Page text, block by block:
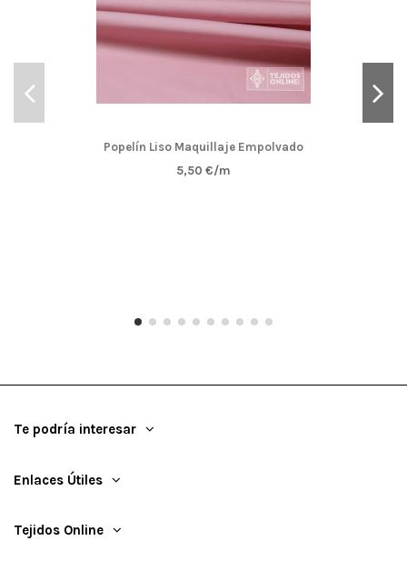
Popelín Liso Maquillaje Empolvado
5,50 €/m
Te podría interesar
Enlaces Útiles
Tejidos Online